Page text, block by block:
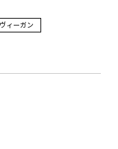
ィーガン